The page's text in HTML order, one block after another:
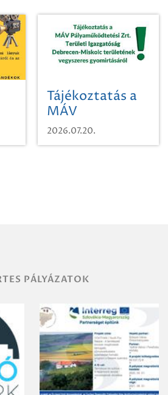
Tájékoztatás a
MÁV
Pályaműködtetési
Zrt. Területi
2026.07.20.
PÁLYÁZATOK